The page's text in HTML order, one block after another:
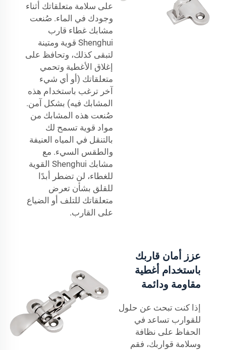
على سلامة متعلقاتك أثناء
وجودك في الماء. صُنعت
مشابك غطاء قارب
Shenghui قوية ومتينة
لتبقى كذلك، وتحافظ على
إغلاق الأغطية وتحمي
متعلقاتك (أو أي شيء
آخر ترغب باستخدام هذه
المشابك فيه) بشكل آمن.
صُنعت هذه المشابك من
مواد قوية تسمح لك
بالتنقل في المياه العنيفة
والطقس السيء. مع
مشابك Shenghui القوية
للغطاء، لن تضطر أبدًا
للقلق بشأن تعرض
متعلقاتك للتلف أو الضياع
على القارب.
عزز أمان قاربك
باستخدام أغطية
مقاومة ودائمة
إذا كنت تبحث عن حلول
للقوارب تساعد في
الحفاظ على نظافة
وسلامة قواربك، فقم